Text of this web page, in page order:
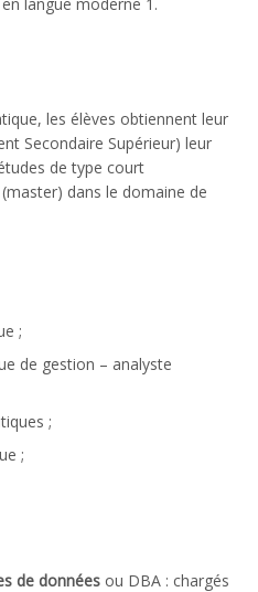
les élèves obtiennent leur
Secondaire Supérieur) leur
de type court
dans le domaine de
;
de gestion – analyste
;
;
de données ou DBA : chargés